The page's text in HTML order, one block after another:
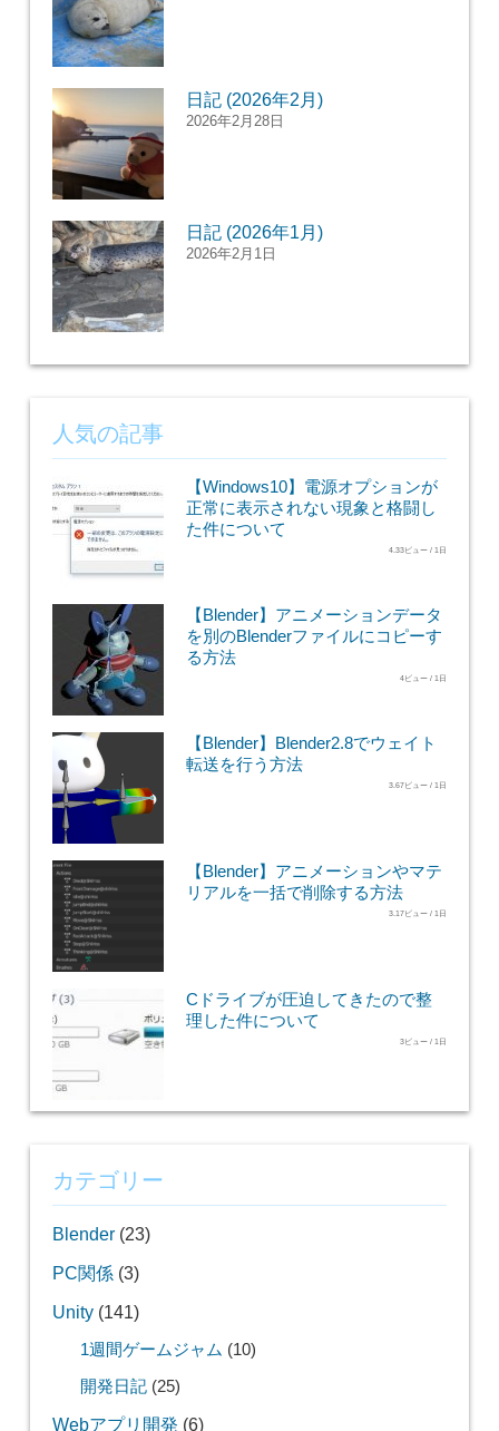
日記 (2026年2月)
2026年2月28日
日記 (2026年1月)
2026年2月1日
人気の記事
【Windows10】電源オプションが
正常に表示されない現象と格闘し
た件について
4.33ビュー / 1日
【Blender】アニメーションデータ
を別のBlenderファイルにコピーす
る方法
4ビュー / 1日
【Blender】Blender2.8でウェイト
転送を行う方法
3.67ビュー / 1日
【Blender】アニメーションやマテ
リアルを一括で削除する方法
3.17ビュー / 1日
Cドライブが圧迫してきたので整
理した件について
3ビュー / 1日
カテゴリー
Blender(23)
PC関係(3)
Unity(141)
1週間ゲームジャム (10)
開発日記(25)
Webアプリ開発 (6)